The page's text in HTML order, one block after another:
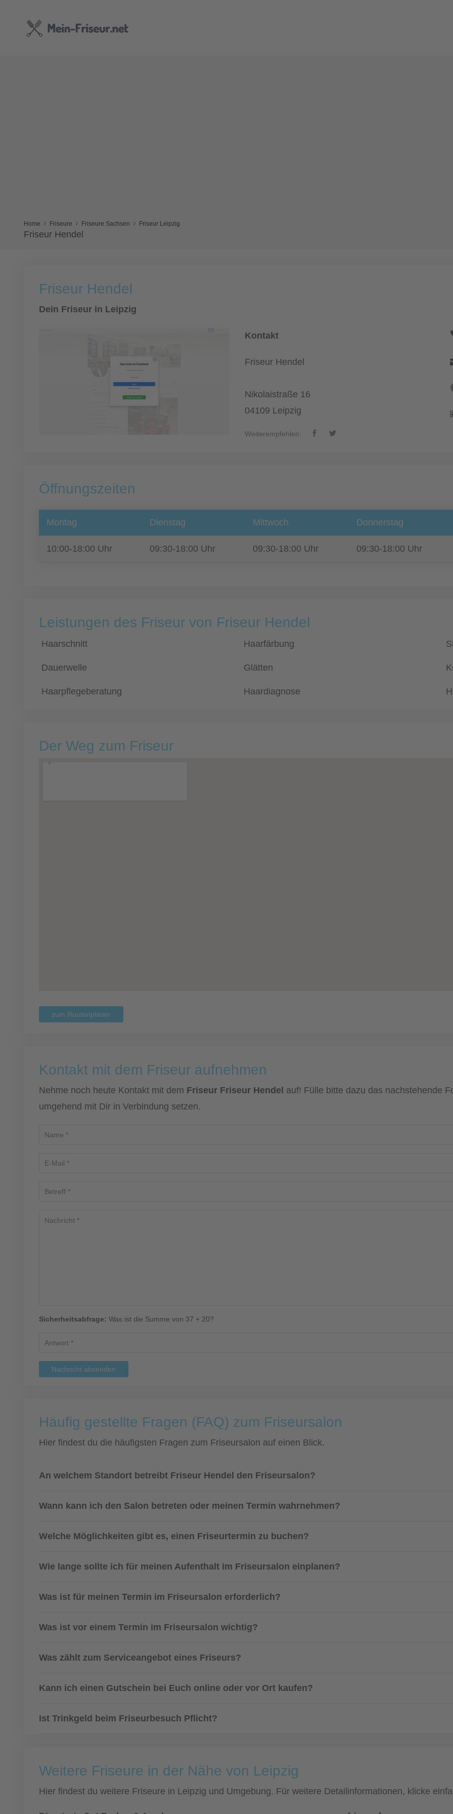
Home Friseure Friseure Sachsen Friseur Leipzig
Friseur Hendel
Friseur Hendel
Dein Friseur in Leipzig
Kontakt
Friseur Hendel
Nikolaistraße 16
04109 Leipzig
Weiterempfehlen:
Öffnungszeiten
Montag Dienstag Mittwoch Donnerstag
10:00-18:00 Uhr 09:30-18:00 Uhr 09:30-18:00 Uhr 09:30-18:00 Uhr
Leistungen des Friseur von Friseur Hendel
Haarschnitt Haarfärbung
Dauerwelle Glätten
Haarpflegeberatung Haardiagnose
Der Weg zum Friseur
zum Routenplaner
Kontakt mit dem Friseur aufnehmen
Nehme noch heute Kontakt mit dem Friseur Friseur Hendel auf! Fülle bitte dazu das nachstehende
umgehend mit Dir in Verbindung setzen.
Sicherheitsabfrage: Was ist die Summe von 37 + 20?
Nachricht absenden
Häufig gestellte Fragen (FAQ) zum Friseursalon
Hier findest du die häufigsten Fragen zum Friseursalon auf einen Blick.
An welchem Standort betreibt Friseur Hendel den Friseursalon?
Wann kann ich den Salon betreten oder meinen Termin wahrnehmen?
Welche Möglichkeiten gibt es, einen Friseurtermin zu buchen?
Wie lange sollte ich für meinen Aufenthalt im Friseursalon einplanen?
Was ist für meinen Termin im Friseursalon erforderlich?
Was ist vor einem Termin im Friseursalon wichtig?
Was zählt zum Serviceangebot eines Friseurs?
Kann ich einen Gutschein bei Euch online oder vor Ort kaufen?
Ist Trinkgeld beim Friseurbesuch Pflicht?
Weitere Friseure in der Nähe von Leipzig
Hier findest du weitere Friseure in Leipzig und Umgebung. Für weitere Detailinformationen, klicke